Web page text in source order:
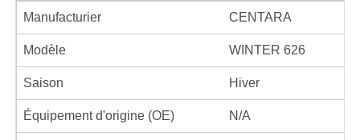
Manufacturier CENTARA
Modèle WINTER 626
Saison Hiver
Équipement d'origine (OE) N/A